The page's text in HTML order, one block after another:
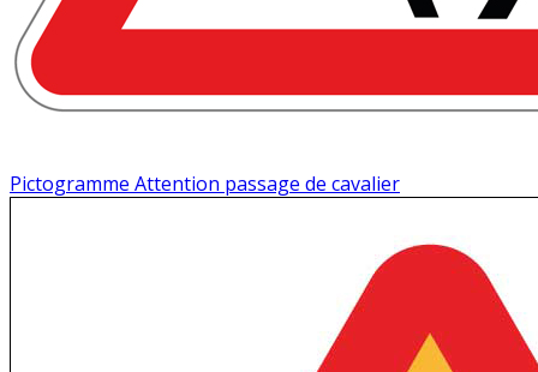
Pictogramme Attention passage de cavalier